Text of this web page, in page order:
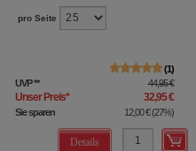
pro Seite
1
UVP** 44,95 €
Unser Preis* 32,95 €
Sie sparen 12,00 €(27%)
Details